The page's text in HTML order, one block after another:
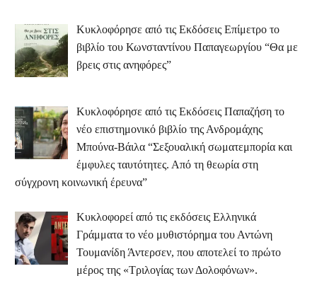
Κυκλοφόρησε από τις Εκδόσεις Επίμετρο το
βιβλίο του Κωνσταντίνου Παπαγεωργίου “Θα με
βρεις στις ανηφόρες”
Κυκλοφόρησε από τις Εκδόσεις Παπαζήση το
νέο επιστημονικό βιβλίο της Ανδρομάχης
Μπούνα-Βάιλα “Σεξουαλική σωματεμπορία και
έμφυλες ταυτότητες. Από τη θεωρία στη
σύγχρονη κοινωνική έρευνα”
Κυκλοφορεί από τις εκδόσεις Ελληνικά
Γράμματα το νέο μυθιστόρημα του Αντώνη
Τουμανίδη Άντερσεν, που αποτελεί το πρώτο
μέρος της «Τριλογίας των Δολοφόνων».